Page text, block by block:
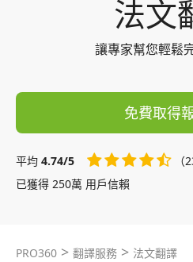
法文
讓專家幫您輕鬆
免費取得
平均 4.74/5
（
已獲得 250萬 用戶信賴
PRO360 > 翻譯服務 > 法文翻譯